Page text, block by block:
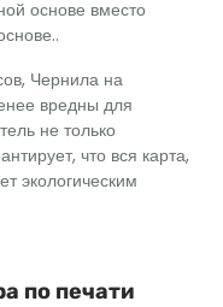
основе вместо
Чернила на
вредны для
не только
что вся карта,
экологическим
по печати